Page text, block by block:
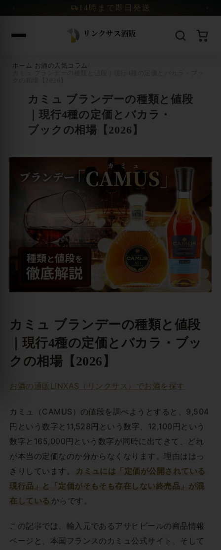
‹ 14時まで即日発送 ›
ホーム お酒の人気コラム
カミュ ブランデーの種類と値段
｜現行4種の定価とバカラ・
ブックの相場【2026】
カミュ ブランデーの種類と値段
｜現行4種の定価とバカラ・ブッ
クの相場【2026】
お酒の通販LINXAS（リンクサス）でお酒を探す
カミュ（CAMUS）の値段を調べようとすると、9,504
円という数字と11,528円という数字、12,100円という
数字と165,000円という数字が同時に出てきて、どれ
が本当の定価なのか分からなくなります。理由ははっ
きりしています。
カミュには「定価が公開されている
現行品」と「定価がそもそも存在しない終売品」が混
在している からです。
この記事では、輸入元であるアサヒビールの商品情報
ページと、本国フランスのカミュ公式サイト、そして